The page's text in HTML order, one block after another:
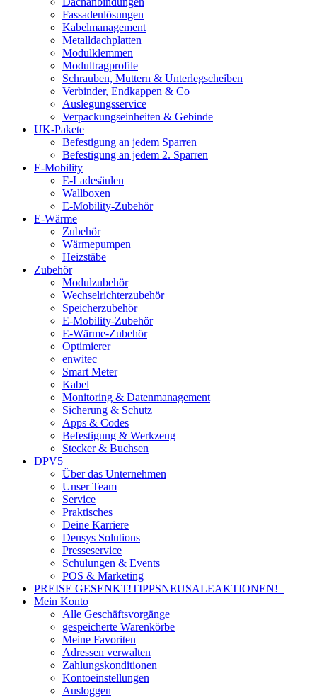
Fassadenlösungen
Kabelmanagement
Metalldachplatten
Modulklemmen
Modultragprofile
Schrauben, Muttern & Unterlegscheiben
Verbinder, Endkappen & Co
Auslegungsservice
Verpackungseinheiten & Gebinde
UK-Pakete
Befestigung an jedem Sparren
Befestigung an jedem 2. Sparren
E-Mobility
E-Ladesäulen
Wallboxen
E-Mobility-Zubehör
E-Wärme
Zubehör
Wärmepumpen
Heizstäbe
Zubehör
Modulzubehör
Wechselrichterzubehör
Speicherzubehör
E-Mobility-Zubehör
E-Wärme-Zubehör
Optimierer
enwitec
Smart Meter
Kabel
Monitoring & Datenmanagement
Sicherung & Schutz
Apps & Codes
Befestigung & Werkzeug
Stecker & Buchsen
DPV5
Über das Unternehmen
Unser Team
Service
Praktisches
Deine Karriere
Densys Solutions
Presseservice
Schulungen & Events
POS & Marketing
PREISE GESENKT!TIPPSNEUSALEAKTIONEN!
Mein Konto
Alle Geschäftsvorgänge
gespeicherte Warenkörbe
Meine Favoriten
Adressen verwalten
Zahlungskonditionen
Kontoeinstellungen
Ausloggen